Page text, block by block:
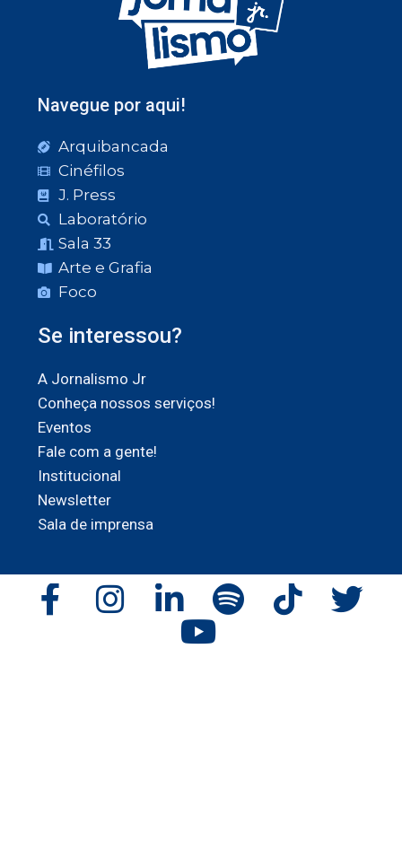
Navegue por aqui!
Arquibancada
Cinéfilos
J. Press
Laboratório
Sala 33
Arte e Grafia
Foco
Se interessou?
A Jornalismo Jr
Conheça nossos serviços!
Eventos
Fale com a gente!
Institucional
Newsletter
Sala de imprensa